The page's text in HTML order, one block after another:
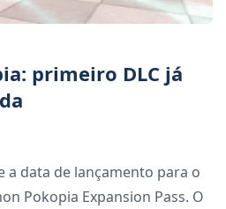
primeiro DLC já
a data de lançamento para o
Pokopia Expansion Pass. O